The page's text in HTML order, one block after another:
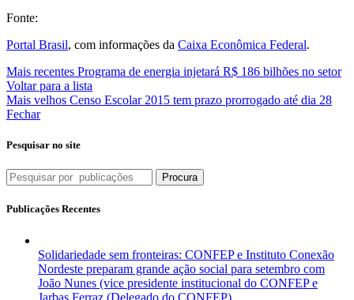
Fonte:
Portal Brasil, com informações da Caixa Econômica Federal.
Mais recentes Programa de energia injetará R$ 186 bilhões no setor
Voltar para a lista
Mais velhos Censo Escolar 2015 tem prazo prorrogado até dia 28
Fechar
Pesquisar no site
Procura
Publicações Recentes
Solidariedade sem fronteiras: CONFEP e Instituto Conexão
Nordeste preparam grande ação social para setembro com
João Nunes (vice presidente institucional do CONFEP e
Jarbas Ferraz (Delegado do CONFEP)